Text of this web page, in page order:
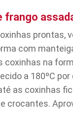
frango
prontas,
com
coxinhas na
a 180ºC por
as coxinhas
crocantes.